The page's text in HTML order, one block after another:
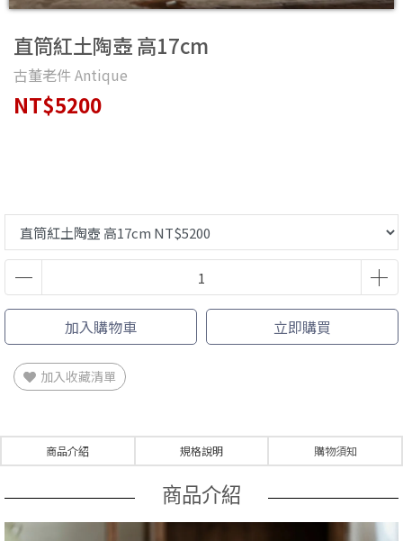
直筒紅土陶壺 高17cm
古董老件 Antique
NT$5200
加入購物車 立即購買
加入收藏清單
商品介紹 規格說明 購物須知
商品介紹